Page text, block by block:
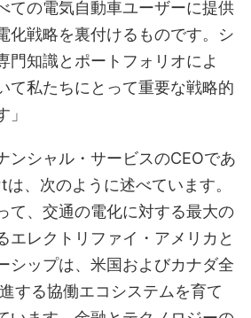
ての電気自動車ユーザーに提供
化戦略を裏付けるものです。シ
門知識とポートフォリオによ
て私たちにとって重要な戦略的
ンシャル・サービスのCEOであ
、次のように述べています。
て、交通の電化に対する最大の
エレクトリファイ・アメリカと
シップは、米国およびカナダ全
する協働エコシステムを育て